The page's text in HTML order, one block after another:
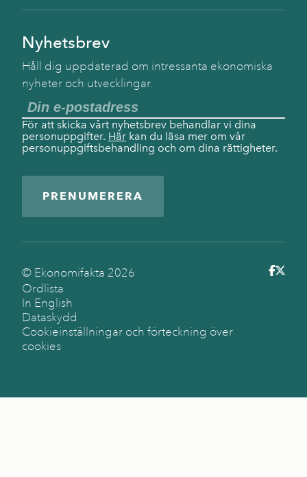
Nyhetsbrev
Håll dig uppdaterad om intressanta ekonomiska
nyheter och utvecklingar.
För att skicka vårt nyhetsbrev behandlar vi dina
personuppgifter. Här kan du läsa mer om vår
personuppgiftsbehandling och om dina rättigheter.
PRENUMERERA
© Ekonomifakta 2026
Ordlista
In English
Dataskydd
Cookieinställningar och förteckning över
cookies